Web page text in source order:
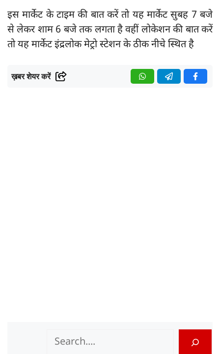
इस मार्केट के टाइम की बात करें तो यह मार्केट सुबह 7 बजे
से लेकर शाम 6 बजे तक लगता है वहीं लोकेशन की बात करें
तो यह मार्केट इंद्रलोक मेट्रो स्टेशन के ठीक नीचे स्थित है
ख़बर शेयर करें